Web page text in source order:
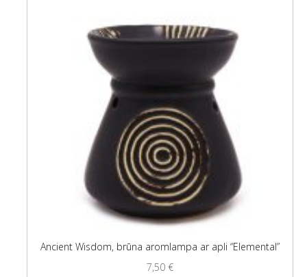
Ancient Wisdom, brūna aromlampa ar apli “Elemental”
7,50 €